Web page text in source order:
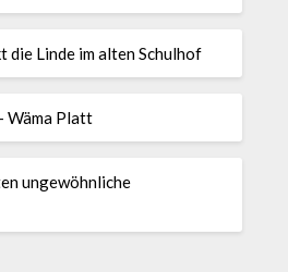
die Linde im alten Schulhof
Wäma Platt
ungewöhnliche